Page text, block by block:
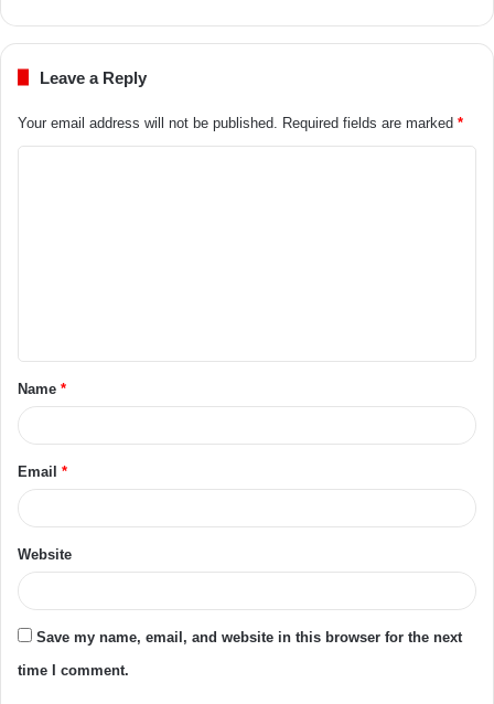
Leave a Reply
Your email address will not be published. Required fields are marked *
Name *
Email *
Website
Save my name, email, and website in this browser for the next
time I comment.